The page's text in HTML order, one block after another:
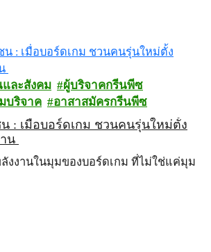
ละสังคม
ผู้บริจาคกรีนพีซ
บริจาค
อาสาสมัครกรีนพีซ
: เมื่อบอร์ดเกม ชวนคนรุ่นใหม่ตั้ง
น
งงานในมุมของบอร์ดเกม ที่ไม่ใช่แค่มุม